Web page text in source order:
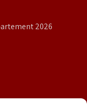
2026